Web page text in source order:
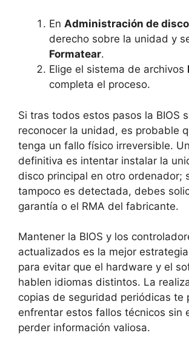
En Administración de
derecho sobre la unidad y
Formatear.
Elige el sistema de archivos
completa el proceso.
Si tras todos estos pasos la BIOS
reconocer la unidad, es probable
tenga un fallo físico irreversible.
definitiva es intentar instalar la
disco principal en otro ordenador;
tampoco es detectada, debes
garantía o el RMA del fabricante.
Mantener la BIOS y los
actualizados es la mejor
para evitar que el hardware y el
hablen idiomas distintos. La
copias de seguridad periódicas te
enfrentar estos fallos técnicos sin
perder información valiosa.